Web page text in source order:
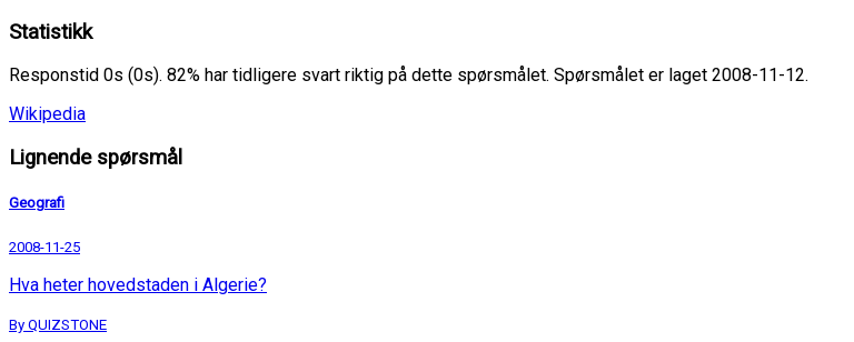
Statistikk
Responstid 0s (0s). 82% har tidligere svart riktig på dette spørsmålet. Spørsmålet er laget 2008-11-12.
Wikipedia
Lignende spørsmål
Geografi
2008-11-25
Hva heter hovedstaden i Algerie?
By QUIZSTONE